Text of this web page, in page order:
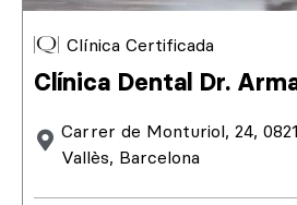
Clínica Certificada
Clínica Dental Dr.
Carrer de Monturiol, 24,
Vallès, Barcelona